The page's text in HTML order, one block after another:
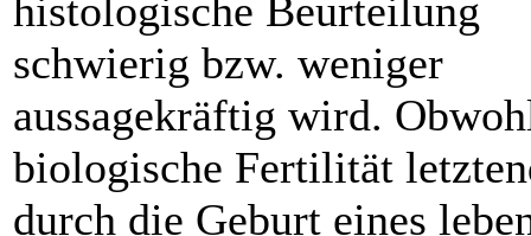
histologische Beurteilung
schwierig bzw. weniger
aussagekräftig wird.
biologische Fertilität
durch die Geburt eines